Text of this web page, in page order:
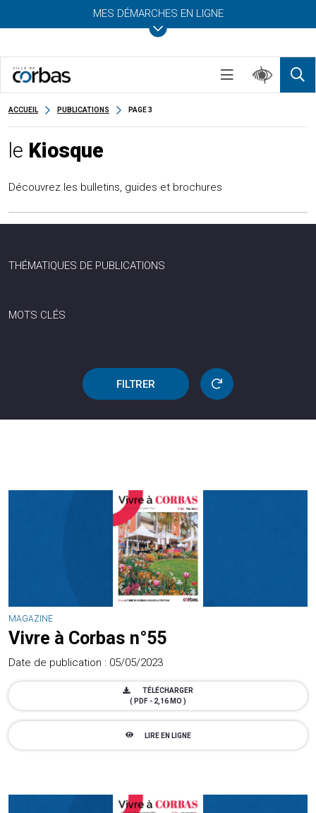
MES DÉMARCHES EN LIGNE
ACCUEIL PUBLICATIONS PAGE 3
le Kiosque
Découvrez les bulletins, guides et brochures
THÉMATIQUES DE PUBLICATIONS
MOTS CLÉS
FILTRER
MAGAZINE
Vivre à Corbas n°55
Date de publication : 05/05/2023
TÉLÉCHARGER
( PDF - 2,16 MO )
LIRE EN LIGNE